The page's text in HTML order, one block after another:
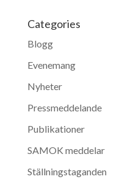
Categories
Blogg
Evenemang
Nyheter
Pressmeddelande
Publikationer
SAMOK meddelar
Ställningstaganden